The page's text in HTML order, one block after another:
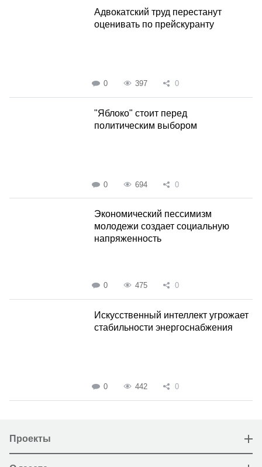
Адвокатский труд перестанут
оценивать по прейскуранту
0 397 0
"Яблоко" стоит перед
политическим выбором
0 694 0
Экономический пессимизм
молодежи создает социальную
напряженность
0 475 0
Искусственный интеллект угрожает
стабильности энергоснабжения
0 442 0
Проекты